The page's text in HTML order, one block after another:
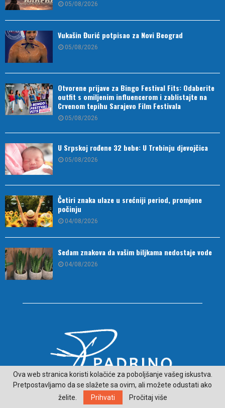
05/08/2026
Vukašin Đurić potpisao za Novi Beograd
05/08/2026
Otvorene prijave za Bingo Festival Fits: Odaberite
outfit s omiljenim influencerom i zablistajte na
Crvenom tepihu Sarajevo Film Festivala
05/08/2026
U Srpskoj rođene 32 bebe: U Trebinju djevojčica
05/08/2026
Četiri znaka ulaze u srećniji period, promjene
počinju
04/08/2026
Sedam znakova da vašim biljkama nedostaje vode
04/08/2026
O NAMA
Ova web stranica koristi kolačiće za poboljšanje vašeg iskustva.
Pretpostavljamo da se slažete sa ovim, ali možete odustati ako
želite.
Prihvati Pročitaj više